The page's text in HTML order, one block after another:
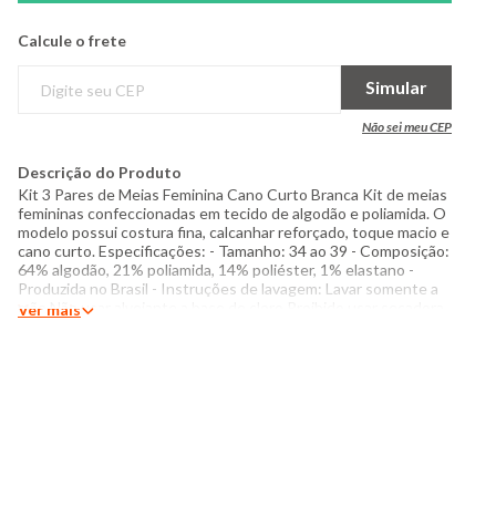
Calcule o frete
Simular
Não sei meu CEP
Descrição do Produto
Kit 3 Pares de Meias Feminina Cano Curto Branca Kit de meias
femininas confeccionadas em tecido de algodão e poliamida. O
modelo possui costura fina, calcanhar reforçado, toque macio e
cano curto. Especificações: - Tamanho: 34 ao 39 - Composição:
64% algodão, 21% poliamida, 14% poliéster, 1% elastano -
Produzida no Brasil - Instruções de lavagem: Lavar somente a
mão Não usar alvejante a base de cloro Proibido usar secadora
Ver mais